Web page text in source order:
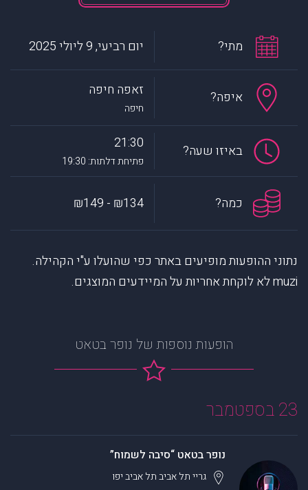
מתי? יום רביעי, 9 ליולי 2025
איפה? זאפה חיפה
חיפה
באיזו שעה? 21:30
פתיחת דלתות: 19:30
כמה? ₪134 - ₪149
נתוני ההופעות מופיעים באתר כפי שהועלו ע"י הקהילה.
muzi לא לוקחת אחריות על המיידעים המוצגים.
הופעות נוספות של נופר בטאט
23 בספטמבר
נופר בטאט “סיבה לשמוח”
גריי תל אביבתל אביב יפו